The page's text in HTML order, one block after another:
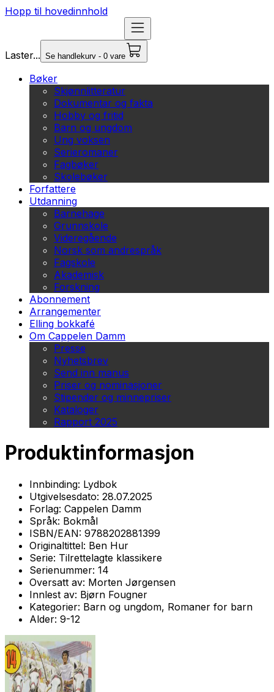
Hopp til hovedinnhold
Laster... Se handlekurv - 0 vare
Bøker
Skjønnlitteratur
Dokumentar og fakta
Hobby og fritid
Barn og ungdom
Ung voksen
Serieromaner
Fagbøker
Skolebøker
Forfattere
Utdanning
Barnehage
Grunnskole
Videregående
Norsk som andrespråk
Fagskole
Akademisk
Forskning
Abonnement
Arrangementer
Elling bokkafé
Om Cappelen Damm
Presse
Nyhetsbrev
Send inn manus
Priser og nominasjoner
Stipender og minnepriser
Kataloger
Rapport 2025
Produktinformasjon
Innbinding: Lydbok
Utgivelsesdato: 28.07.2025
Forlag: Cappelen Damm
Språk: Bokmål
ISBN/EAN: 9788202881399
Originaltittel: Ben Hur
Serie: Tilrettelagte klassikere
Serienummer: 14
Oversatt av: Morten Jørgensen
Innlest av: Bjørn Fougner
Kategorier: Barn og ungdom, Romaner for barn
Alder: 9-12